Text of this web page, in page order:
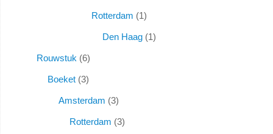
Rotterdam 1
Den Haag 1
Rouwstuk 6
Boeket 3
Amsterdam 3
Rotterdam 3